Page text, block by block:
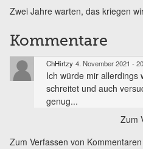
Zwei Jahre warten, das kriegen
Kommentare
ChHirtzy 4. November 2021 -
Ich würde mir allerdings
schreitet und auch
genug...
Zum
Zum Verfassen von